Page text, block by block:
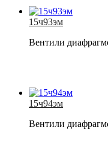
15ч93эм
Вентили
15ч94эм
Вентили